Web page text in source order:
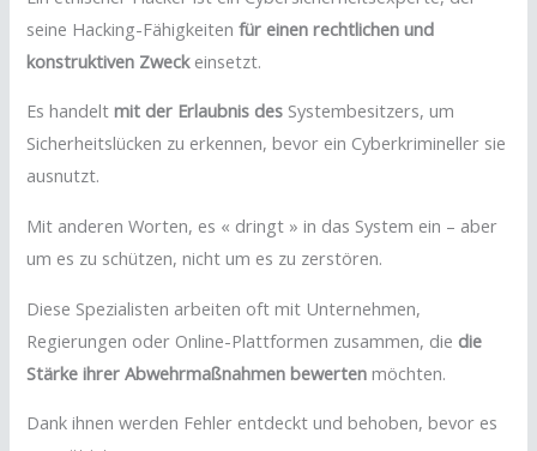
seine Hacking-Fähigkeitenfür einen rechtlichen und
konstruktiven Zweckeinsetzt.
Es handeltmit der Erlaubnis des Systembesitzers, um
Sicherheitslücken zu erkennen, bevor ein Cyberkrimineller sie
ausnutzt.
Mit anderen Worten, es « dringt » in das System ein – aber
um es zu schützen, nicht um es zu zerstören.
Diese Spezialisten arbeiten oft mit Unternehmen,
Regierungen oder Online-Plattformen zusammen, die die
Stärke ihrer Abwehrmaßnahmen bewerten möchten.
Dank ihnen werden Fehler entdeckt und behoben, bevor es